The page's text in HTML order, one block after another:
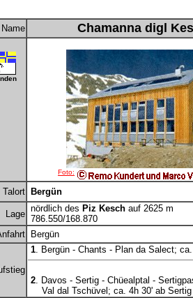
Name Chamanna digl
Foto:
Talort Bergün
Lage
nördlich des Piz Kesch auf 2625 m
786.550/168.870
Bergün
1. Bergün - Chants - Plan da Salect;
2. Davos - Sertig - Chüealptal -
Val dal Tschüvel; ca. 4h 30' ab Sertig